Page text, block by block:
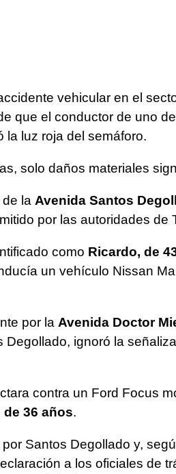
vehicular en el
que el conductor de uno
la luz roja del semáforo.
solo daños materiales
la Avenida Santos
por las autoridades de
como Ricardo, de
un vehículo Nissan
por la Avenida Doctor
ignoró la
contra un Ford Focus
de 36 años.
Santos Degollado y,
a los oficiales de